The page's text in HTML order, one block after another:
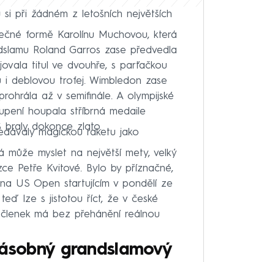
při žádném z letošních největších
formě Karolínu Muchovou, která
Roland Garros zase předvedla
titul ve dvouhře, s parťačkou
i deblovou trofej. Wimbledon zase
až v semifinále. A olympijské
houpala stříbrná medaile
braly dokonce zlato.
magickou raketu jako
může myslet na největší mety, velký
Petře Kvitové. Bylo by příznačné,
US Open startujícím v pondělí ze
lze s jistotou říct, že v české
má bez přehánění reálnou
grandslamový